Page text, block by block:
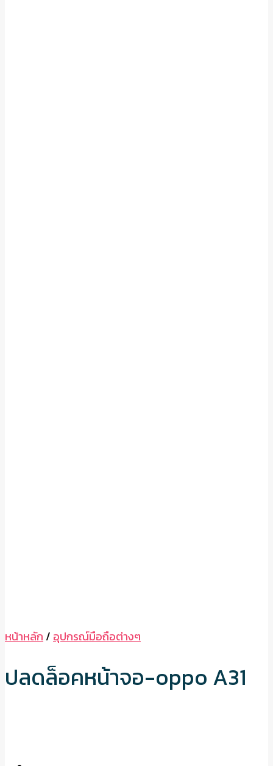
หน้าหลัก / อุปกรณ์มือถือต่างๆ
ปลดล็อคหน้าจอ-oppo A31